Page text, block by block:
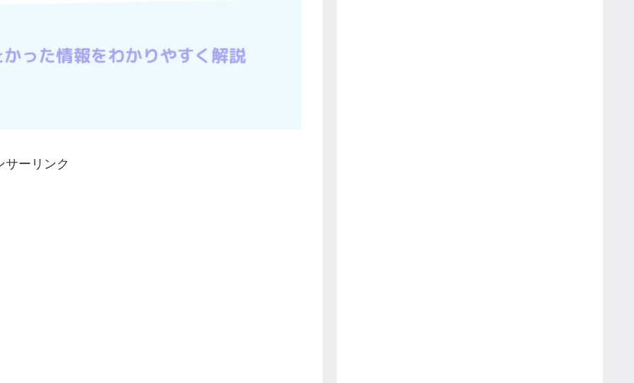
サーリンク